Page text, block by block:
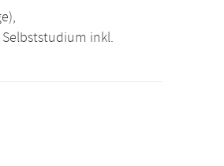
inkl.